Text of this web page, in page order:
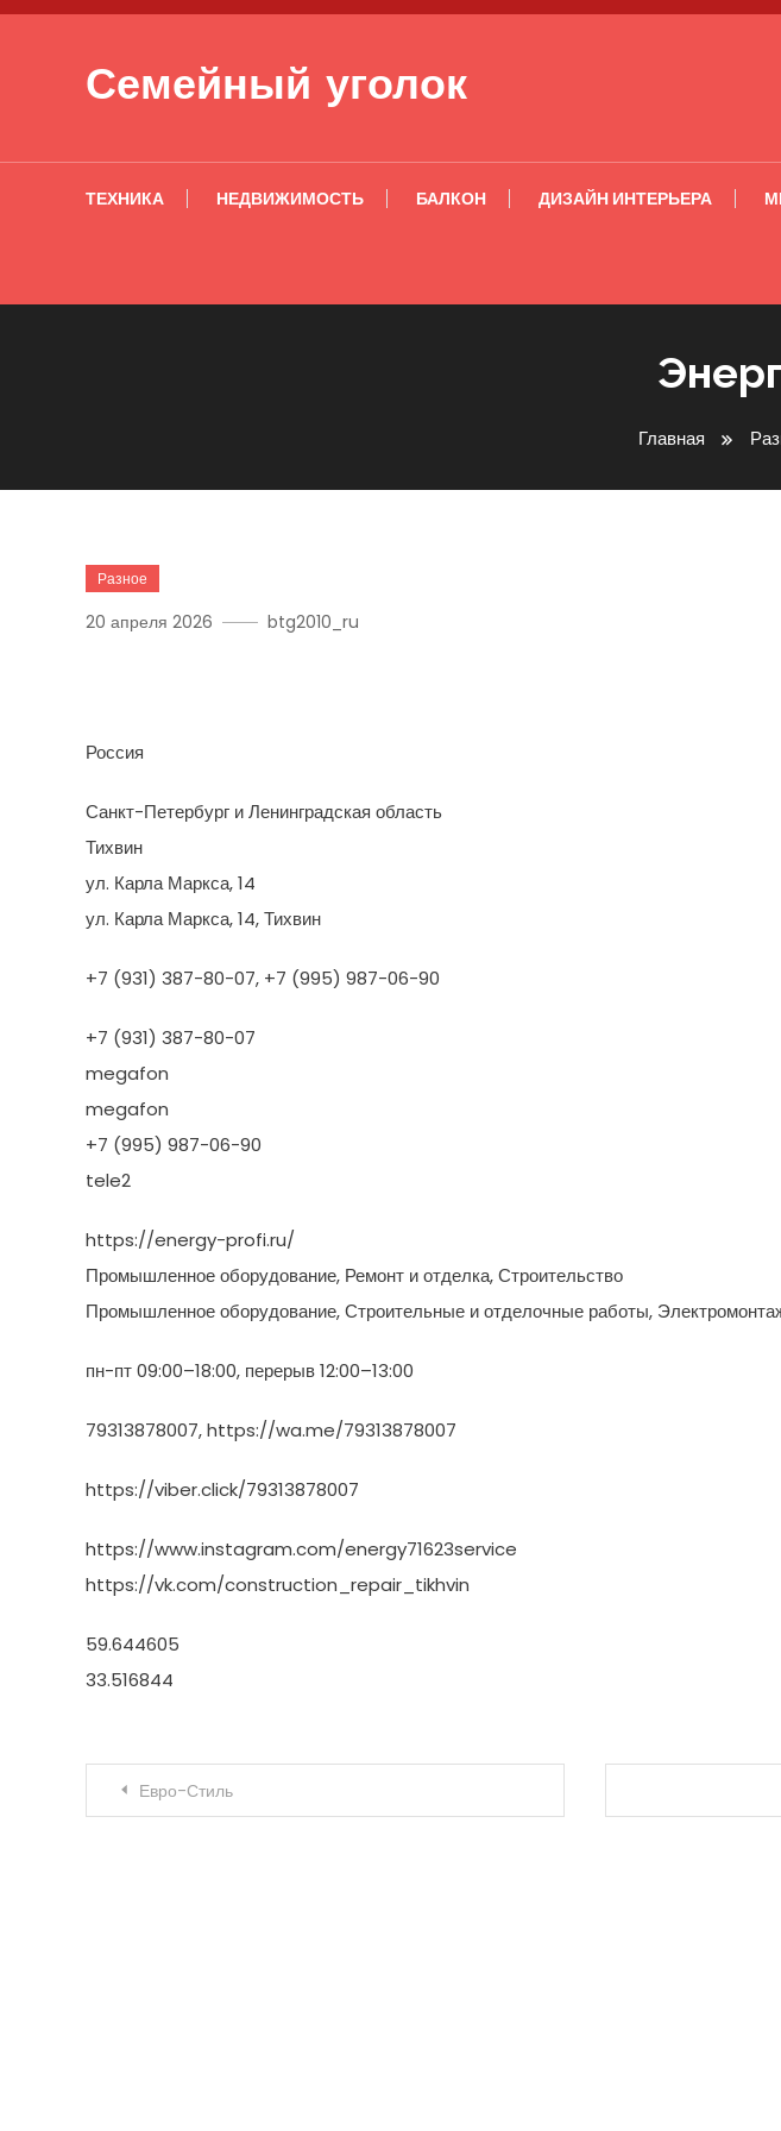
Перейти к содержимому
Семейный уголок
ТЕХНИКА НЕДВИЖИМОСТЬ БАЛКОН ДИЗАЙН ИНТЕРЬЕРА
Главная
Разное
20 апреля 2026 btg2010_ru
Россия
Санкт-Петербург и Ленинградская область
Тихвин
ул. Карла Маркса, 14
ул. Карла Маркса, 14, Тихвин
+7 (931) 387-80-07, +7 (995) 987-06-90
+7 (931) 387-80-07
megafon
megafon
+7 (995) 987-06-90
tele2
https://energy-profi.ru/
Промышленное оборудование, Ремонт и отделка, Строительство
Промышленное оборудование, Строительные и отделочные работы,
пн-пт 09:00–18:00, перерыв 12:00–13:00
79313878007, https://wa.me/79313878007
https://viber.click/79313878007
https://www.instagram.com/energy71623service
https://vk.com/construction_repair_tikhvin
59.644605
33.516844
Навигация по записям
Евро-Стиль